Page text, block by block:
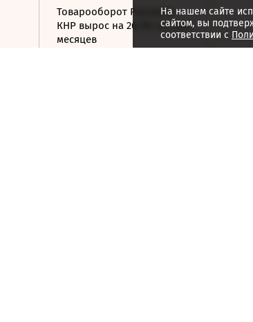
Товарооборот России и
КНР вырос на 26,3% за семь
месяцев
На нашем сайте
сайтом, вы
соответствии с